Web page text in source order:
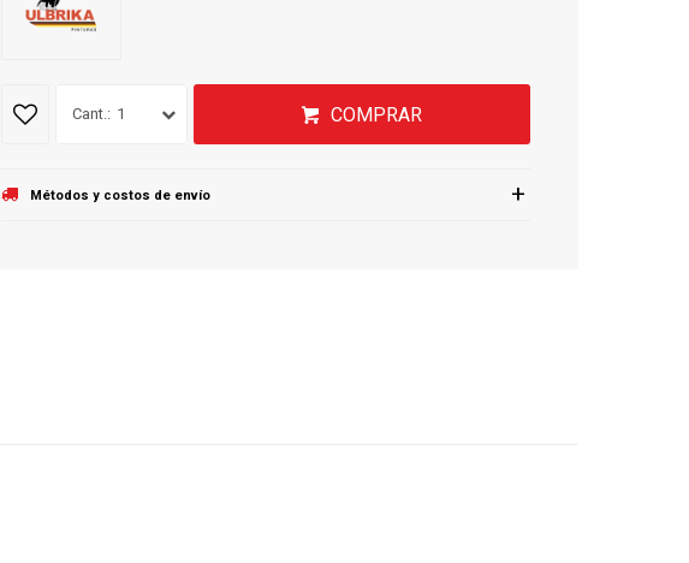
1 COMPRAR
Métodos y costos de envío